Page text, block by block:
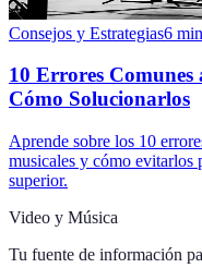
Consejos y Estrategias6 min
10 Errores Comunes
Cómo Solucionarlos
Aprende sobre los 10
musicales y cómo evitarlos
superior.
Video y Música
Tu fuente de información